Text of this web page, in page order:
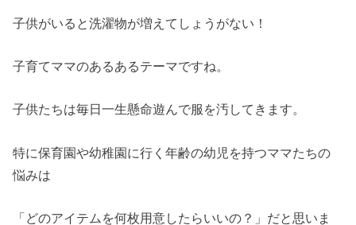
子供がいると洗濯物が増えてしょうがない！
子育てママのあるあるテーマですね。
子供たちは毎日一生懸命遊んで服を汚してきます。
特に保育園や幼稚園に行く年齢の幼児を持つママたちの
悩みは
「どのアイテムを何枚用意したらいいの？」だと思いま